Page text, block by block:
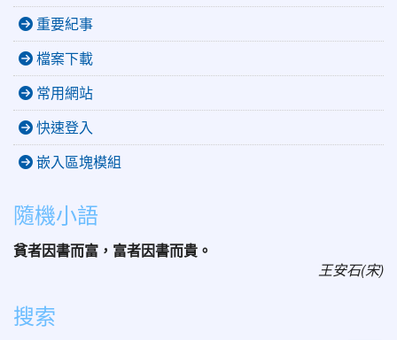
重要紀事
檔案下載
常用網站
快速登入
嵌入區塊模組
隨機小語
貧者因書而富，富者因書而貴。
王安石(宋)
搜索